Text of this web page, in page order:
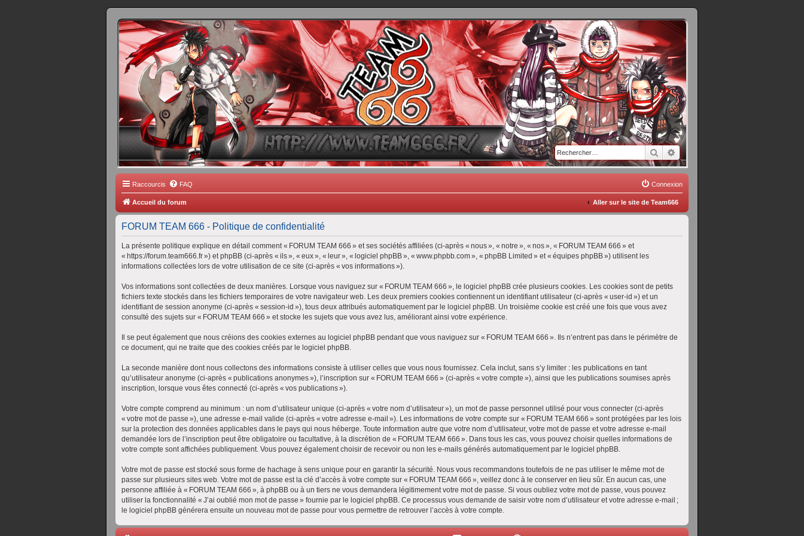
FORUM TEAM 666
Scantrad Ares, B One, Blaster Knuckle et Death Trance
RechercherRecherche avancée
Raccourcis FAQ Connexion
Accueil du forum Aller sur le site de Team666
FORUM TEAM 666 - Politique de confidentialité
La présente politique explique en détail comment « FORUM TEAM 666 » et ses sociétés affiliées (ci-après « nous », « notre », « nos », « FORUM TEAM 666 » et
« https://forum.team666.fr ») et phpBB (ci-après « ils », « eux », « leur », « logiciel phpBB », « www.phpbb.com », « phpBB Limited » et « équipes phpBB ») utilisent les
informations collectées lors de votre utilisation de ce site (ci-après « vos informations »).
Vos informations sont collectées de deux manières. Lorsque vous naviguez sur « FORUM TEAM 666 », le logiciel phpBB crée plusieurs cookies. Les cookies sont de petits
fichiers texte stockés dans les fichiers temporaires de votre navigateur web. Les deux premiers cookies contiennent un identifiant utilisateur (ci-après « user-id ») et un
identifiant de session anonyme (ci-après « session-id »), tous deux attribués automatiquement par le logiciel phpBB. Un troisième cookie est créé une fois que vous avez
consulté des sujets sur « FORUM TEAM 666 » et stocke les sujets que vous avez lus, améliorant ainsi votre expérience.
Il se peut également que nous créions des cookies externes au logiciel phpBB pendant que vous naviguez sur « FORUM TEAM 666 ». Ils n’entrent pas dans le périmètre de
ce document, qui ne traite que des cookies créés par le logiciel phpBB.
La seconde manière dont nous collectons des informations consiste à utiliser celles que vous nous fournissez. Cela inclut, sans s’y limiter : les publications en tant
qu’utilisateur anonyme (ci-après « publications anonymes »), l’inscription sur « FORUM TEAM 666 » (ci-après « votre compte »), ainsi que les publications soumises après
inscription, lorsque vous êtes connecté (ci-après « vos publications »).
Votre compte comprend au minimum : un nom d’utilisateur unique (ci-après « votre nom d’utilisateur »), un mot de passe personnel utilisé pour vous connecter (ci-après
« votre mot de passe »), une adresse e-mail valide (ci-après « votre adresse e-mail »). Les informations de votre compte sur « FORUM TEAM 666 » sont protégées par les lois
sur la protection des données applicables dans le pays qui nous héberge. Toute information autre que votre nom d’utilisateur, votre mot de passe et votre adresse e-mail
demandée lors de l’inscription peut être obligatoire ou facultative, à la discrétion de « FORUM TEAM 666 ». Dans tous les cas, vous pouvez choisir quelles informations de
votre compte sont affichées publiquement. Vous pouvez également choisir de recevoir ou non les e-mails générés automatiquement par le logiciel phpBB.
Votre mot de passe est stocké sous forme de hachage à sens unique pour en garantir la sécurité. Nous vous recommandons toutefois de ne pas utiliser le même mot de
passe sur plusieurs sites web. Votre mot de passe est la clé d’accès à votre compte sur « FORUM TEAM 666 », veillez donc à le conserver en lieu sûr. En aucun cas, une
personne affiliée à « FORUM TEAM 666 », à phpBB ou à un tiers ne vous demandera légitimement votre mot de passe. Si vous oubliez votre mot de passe, vous pouvez
utiliser la fonctionnalité « J’ai oublié mon mot de passe » fournie par le logiciel phpBB. Ce processus vous demande de saisir votre nom d’utilisateur et votre adresse e-mail ;
le logiciel phpBB générera ensuite un nouveau mot de passe pour vous permettre de retrouver l’accès à votre compte.